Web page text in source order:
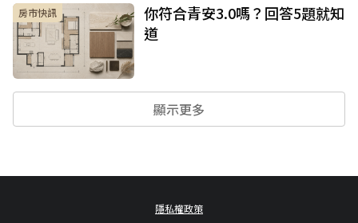
房市快訊
你符合青安3.0嗎？回答5題就知
道
顯示更多
隱私權政策